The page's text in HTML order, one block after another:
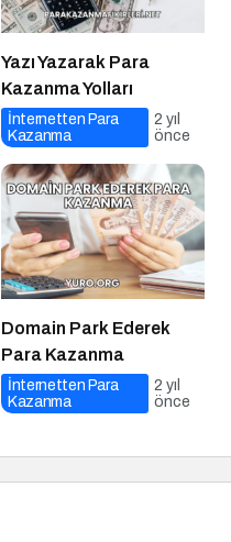
Yazı Yazarak Para
Kazanma Yolları
İnternetten Para
Kazanma
2 yıl
önce
Domain Park Ederek
Para Kazanma
İnternetten Para
Kazanma
2 yıl
önce